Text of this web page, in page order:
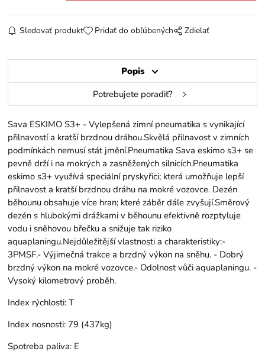
Sledovať produkt Pridať do obľúbených Zdielať
Popis
Potrebujete poradiť?
Sava ESKIMO S3+ - Vylepšená zimní pneumatika s vynikající
přilnavostí a kratší brzdnou dráhou.Skvělá přilnavost v zimních
podmínkách nemusí stát jmění.Pneumatika Sava eskimo s3+ se
pevně drží i na mokrých a zasněžených silnicích.Pneumatika
eskimo s3+ využívá speciální pryskyřici; která umožňuje lepší
přilnavost a kratší brzdnou dráhu na mokré vozovce. Dezén
běhounu obsahuje více hran; které záběr dále zvyšují.Směrový
dezén s hlubokými drážkami v běhounu efektivně rozptyluje
vodu i sněhovou břečku a snižuje tak riziko
aquaplaningu.Nejdůležitější vlastnosti a charakteristiky:-
3PMSF.- Výjimečná trakce a brzdný výkon na sněhu. - Dobrý
brzdný výkon na mokré vozovce.- Odolnost vůči aquaplaningu. -
Vysoký kilometrový proběh.
Index rýchlosti: T
Index nosnosti: 79 (437kg)
Spotreba paliva: E